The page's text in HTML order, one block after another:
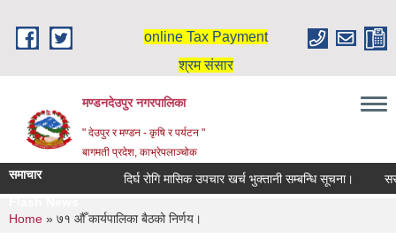
online Tax Payment
श्रम संसार
मण्डनदेउपुर नगरपालिका
" देउपुर र मण्डन - कृषि र पर्यटन "
बागमती प्रदेश, काभ्रेपलाञ्चोक
समाचार दिर्घ रोगि मासिक उपचार खर्च भुक्तानी सम्बन्धि सूचना।
You are here
Home » ७१ औँ कार्यपालिका बैठको निर्णय।